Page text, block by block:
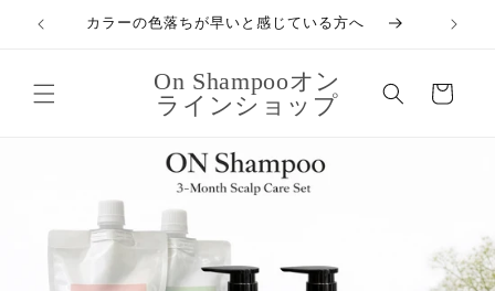
ンツに
カラーの色落ちが早いと感じている方へ 年齢と
On Shampooオン
ラインショップ
ー